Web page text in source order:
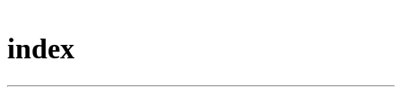
index